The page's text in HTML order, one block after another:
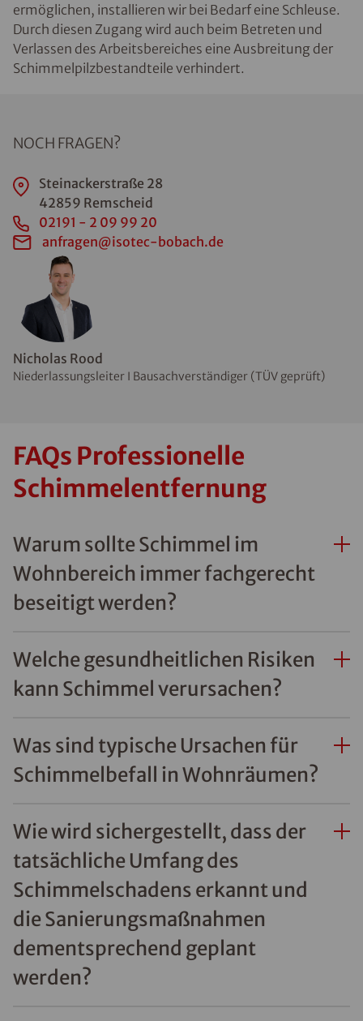
ermöglichen, installieren wir bei Bedarf eine Schleuse.
Durch diesen Zugang wird auch beim Betreten und
Verlassen des Arbeitsbereiches eine Ausbreitung der
Schimmelpilzbestandteile verhindert.
Nicholas Rood
Niederlassungsleiter I Bausachverständiger (TÜV geprüft)
NOCH FRAGEN?
Steinackerstraße 28
42859 Remscheid
02191 - 2 09 99 20
anfragen@isotec-bobach.de
FAQs Professionelle
Schimmelentfernung
Warum sollte Schimmel im
Wohnbereich immer fachgerecht
beseitigt werden?
Welche gesundheitlichen Risiken
kann Schimmel verursachen?
Was sind typische Ursachen für
Schimmelbefall in Wohnräumen?
Wie wird sichergestellt, dass der
tatsächliche Umfang des
Schimmelschadens erkannt und
die Sanierungsmaßnahmen
dementsprechend geplant
werden?